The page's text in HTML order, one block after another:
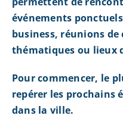
événements
business, réunions
thématiques ou lieux
Pour commencer, le
repérer les prochains
dans la ville.